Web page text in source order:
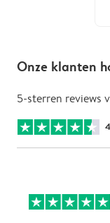
Onze klanten
5-sterren reviews